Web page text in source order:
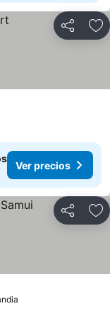
Compartir
precios
Ver precios
Compartir
precios